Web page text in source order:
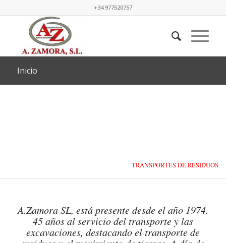
+34 977520757
Inicio
TRANSPORTES DE RESIDUOS
A.Zamora SL, está presente desde el año 1974.
45 años al servicio del transporte y las
excavaciones, destacando el transporte de